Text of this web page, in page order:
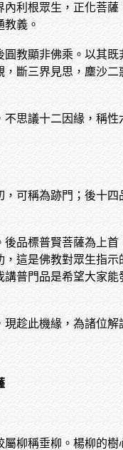
利根眾生，正化菩薩
義。
教顯非佛乘。以其
斷三界見思，塵沙
思議十二因緣，稱
可稱為跡門；後十
品標普賢菩薩為上
這是佛教對眾生指
普門品是希望大家
趁此機緣，為諸位解
柳稱垂柳。楊柳的樹